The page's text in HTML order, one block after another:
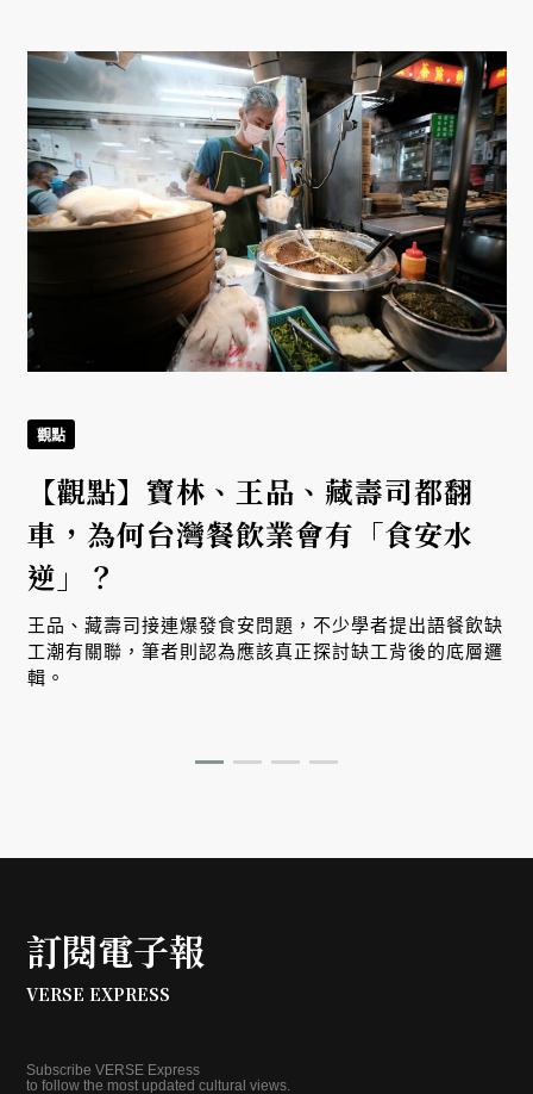
觀點
【觀點】寶林、王品、藏壽司都翻
車，為何台灣餐飲業會有「食安水
逆」？
王品、藏壽司接連爆發食安問題，不少學者提出語餐飲缺
工潮有關聯，筆者則認為應該真正探討缺工背後的底層邏
輯。
訂閱電子報
VERSE EXPRESS
Subscribe VERSE Express
to follow the most updated cultural views.